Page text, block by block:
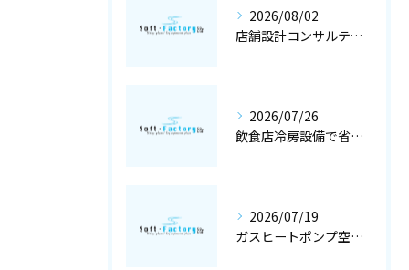
2026/08/02
店舗設計コンサルティングと冷暖房工事で快適な空調設備を大阪府大阪市で実現するポイント
2026/07/26
飲食店冷房設備で省エネと快適を両立する冷暖房工事と空調設備選定の店舗設計術
2026/07/19
ガスヒートポンプ空調で冷暖房工事と空調設備を最適化する店舗設計ガイド